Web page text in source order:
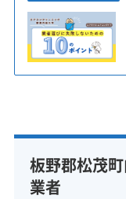
板野郡松茂
業者